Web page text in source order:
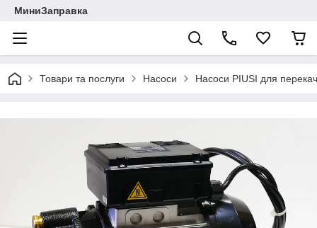
МиниЗаправка
Товари та послуги Насоси Насоси PIUSI для